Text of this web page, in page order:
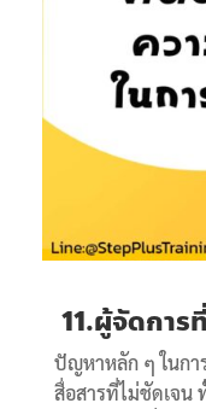
11.ผู้จัดการ
ปัญหาหลัก ๆ ในกา
สื่อสารที่ไม่ชัดเจน